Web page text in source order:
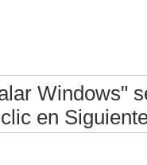
Windows"
en